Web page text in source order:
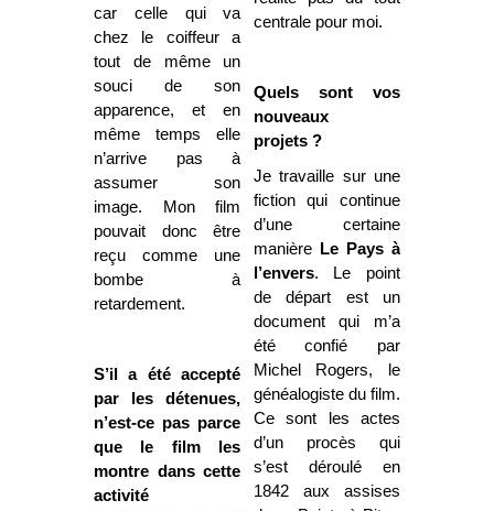
car celle qui va
chez le coiffeur a
tout de même un
souci de son
apparence, et en
même temps elle
n’arrive pas à
assumer son
image. Mon film
pouvait donc être
reçu comme une
bombe à
retardement.
S’il a été accepté
par les détenues,
n’est-ce pas parce
que le film les
montre dans cette
activité
centrale pour moi.
Quels sont vos
nouveaux
projets ?
Je travaille sur une
fiction qui continue
d’une certaine
manière
Le Pays à
l’envers. Le point
de départ est un
document qui m’a
été confié par
Michel Rogers, le
généalogiste du film.
Ce sont les actes
d’un procès qui
s’est déroulé en
1842 aux assises